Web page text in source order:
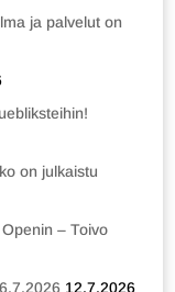
ja palvelut on
on julkaistu
– Toivo
12.7.2026